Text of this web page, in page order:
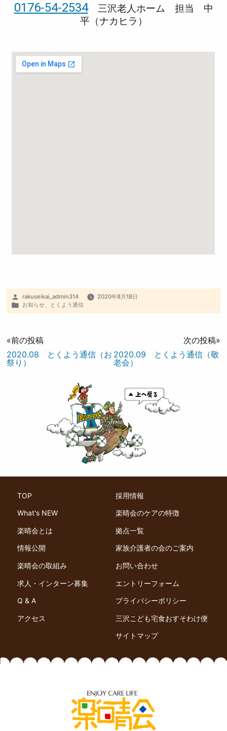
0176-54-2534三沢老人ホーム 担当 中
平（ナカヒラ）
rakuseikai_admin314
2020年8月18日
お知らせ、 とくよう通信
«前の投稿
2020.08 とくよう通信（お
祭り）
次の投稿»
2020.09 とくよう通信（敬
老会）
TOP
What's NEW
楽晴会とは
情報公開
楽晴会の取組み
求人・インターン募集
Q & A
アクセス
採用情報
楽晴会のケアの特徴
拠点一覧
家族介護者の会のご案内
お問い合わせ
エントリーフォーム
プライバシーポリシー
三沢こども宅食おすそわけ便
サイトマップ